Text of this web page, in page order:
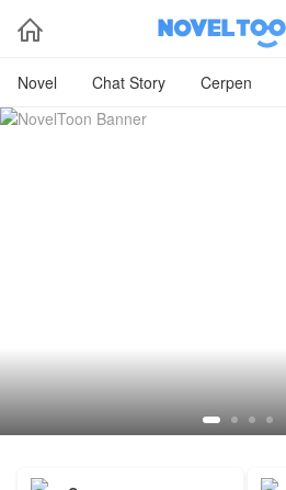

Novel Chat Story Cerpen